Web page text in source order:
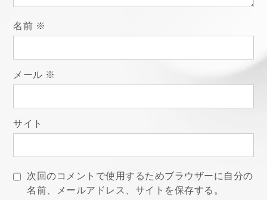
ン
名前 ※
メール ※
サイト
次回のコメントで使用するためブラウザーに自分の
名前、メールアドレス、サイトを保存する。